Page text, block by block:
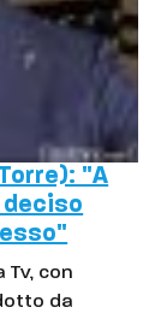
"A
deciso
Tv, con
da